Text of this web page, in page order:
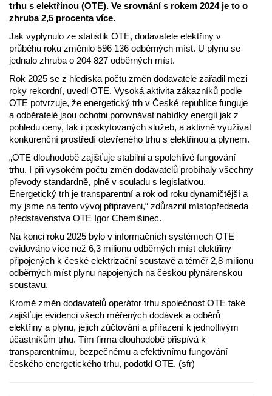
trhu s elektřinou (OTE). Ve srovnání s rokem 2024 je to o
zhruba 2,5 procenta více.
Jak vyplynulo ze statistik OTE, dodavatele elektřiny v
průběhu roku změnilo 596 136 odběrných míst. U plynu se
jednalo zhruba o 204 827 odběrných míst.
Rok 2025 se z hlediska počtu změn dodavatele zařadil mezi
roky rekordní, uvedl OTE. Vysoká aktivita zákazníků podle
OTE potvrzuje, že energetický trh v České republice funguje
a odběratelé jsou ochotni porovnávat nabídky energií jak z
pohledu ceny, tak i poskytovaných služeb, a aktivně využívat
konkurenční prostředí otevřeného trhu s elektřinou a plynem.
„OTE dlouhodobě zajišťuje stabilní a spolehlivé fungování
trhu. I při vysokém počtu změn dodavatelů probíhaly všechny
převody standardně, plně v souladu s legislativou.
Energetický trh je transparentní a rok od roku dynamičtější a
my jsme na tento vývoj připraveni,“ zdůraznil místopředseda
představenstva OTE Igor Chemišinec.
Na konci roku 2025 bylo v informačních systémech OTE
evidováno více než 6,3 milionu odběrných míst elektřiny
připojených k české elektrizační soustavě a téměř 2,8 milionu
odběrných míst plynu napojených na českou plynárenskou
soustavu.
Kromě změn dodavatelů operátor trhu společnost OTE také
zajišťuje evidenci všech měřených dodávek a odběrů
elektřiny a plynu, jejich zúčtování a přiřazení k jednotlivým
účastníkům trhu. Tím firma dlouhodobě přispívá k
transparentnímu, bezpečnému a efektivnímu fungování
českého energetického trhu, podotkl OTE. (sfr)